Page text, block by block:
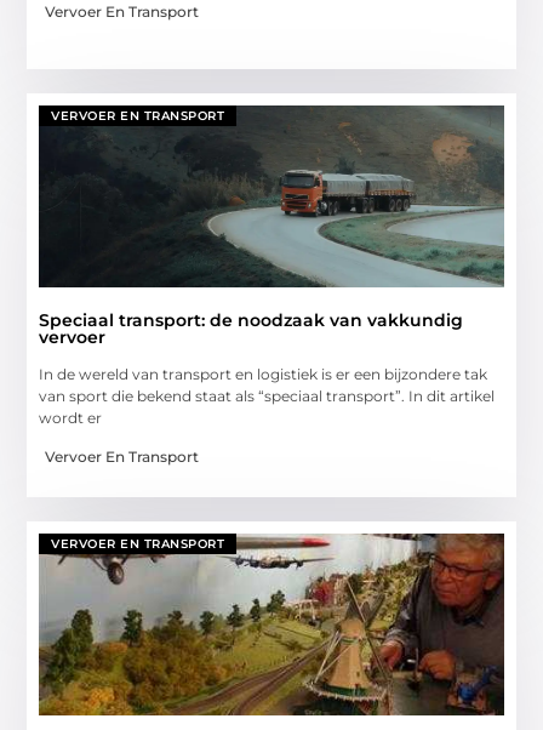
Vervoer En Transport
VERVOER EN TRANSPORT
Speciaal transport: de noodzaak van vakkundig
vervoer
In de wereld van transport en logistiek is er een bijzondere tak
van sport die bekend staat als “speciaal transport”. In dit artikel
wordt er
Vervoer En Transport
VERVOER EN TRANSPORT